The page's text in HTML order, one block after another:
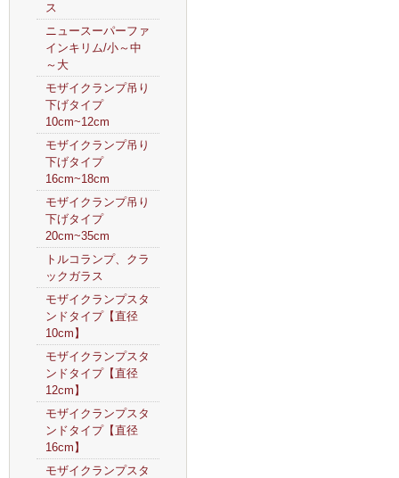
ス
ニュースーパーファ
インキリム/小～中
～大
モザイクランプ吊り
下げタイプ
10cm~12cm
モザイクランプ吊り
下げタイプ
16cm~18cm
モザイクランプ吊り
下げタイプ
20cm~35cm
トルコランプ、クラ
ックガラス
モザイクランプスタ
ンドタイプ【直径
10cm】
モザイクランプスタ
ンドタイプ【直径
12cm】
モザイクランプスタ
ンドタイプ【直径
16cm】
モザイクランプスタ